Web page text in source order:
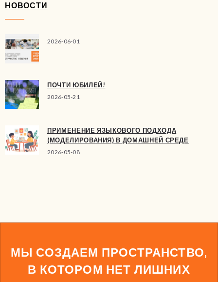
НОВОСТИ
2026-06-01
ПОЧТИ ЮБИЛЕЙ!
2026-05-21
ПРИМЕНЕНИЕ ЯЗЫКОВОГО ПОДХОДА
(МОДЕЛИРОВАНИЯ) В ДОМАШНЕЙ СРЕДЕ
2026-05-08
МЫ СОЗДАЕМ ПРОСТРАНСТВО,
В КОТОРОМ НЕТ ЛИШНИХ